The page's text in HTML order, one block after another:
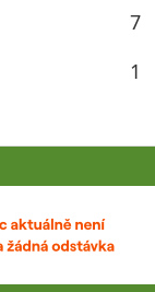
7
1